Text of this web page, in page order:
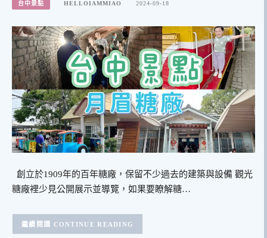
台中景點 HELLOIAMMIAO 2024-09-18
創立於1909年的百年糖廠，保留不少過去的建築與設備 觀光
糖廠裡少見公開展示並導覽，如果要瞭解糖…
CONTINUE READING